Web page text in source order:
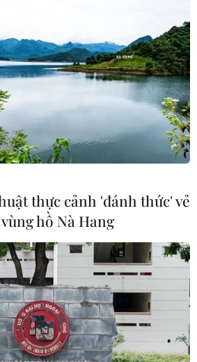
chủ nhà Qatar ở trận
2022
đấu ấn tượng khi lập cú đúp giúp
bại chủ nhà Qatar 2-0 trong
kết World Cup 2022.
thực cảnh 'đánh thức' vẻ
hồ Nà Hang